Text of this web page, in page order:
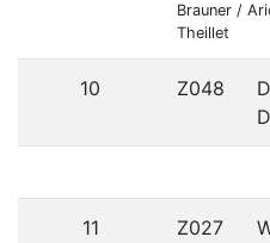
Brauner /
Theillet
10 Z048
11 Z027